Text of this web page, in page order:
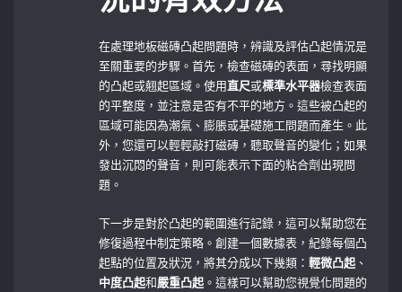
在處理地板磁磚凸起問題時，辨識及評估凸起情況是
至關重要的步驟。首先，檢查磁磚的表面，尋找明顯
的凸起或翹起區域。使用直尺或標準水平器檢查表面
的平整度，並注意是否有不平的地方。這些被凸起的
區域可能因為潮氣、膨脹或基礎施工問題而產生。此
外，您還可以輕輕敲打磁磚，聽取聲音的變化；如果
發出沉悶的聲音，則可能表示下面的粘合劑出現問
題。
下一步是對於凸起的範圍進行記錄，這可以幫助您在
修復過程中制定策略。創建一個數據表，紀錄每個凸
起點的位置及狀況，將其分成以下幾類：輕微凸起 、
中度凸起和嚴重凸起 。這樣可以幫助您視覺化問題的